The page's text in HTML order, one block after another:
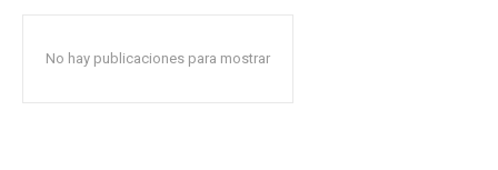
No hay publicaciones para mostrar